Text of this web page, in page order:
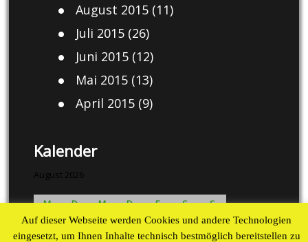
August 2015(11)
Juli 2015(26)
Juni 2015(12)
Mai 2015(13)
April 2015(9)
Kalender
August 2026
M D M D F S
S
1
2
Auf dieser Webseite werden Cookies und andere Technologien
eingesetzt, um Ihnen Inhalte technisch bestmöglich bereitstellen zu